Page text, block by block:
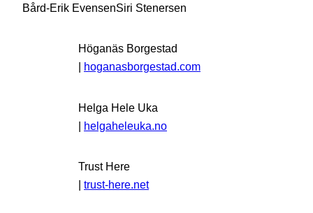
Bård-Erik EvensenSiri Stenersen
Höganäs Borgestad
| hoganasborgestad.com
Helga Hele Uka
| helgaheleuka.no
Trust Here
trust-here.net